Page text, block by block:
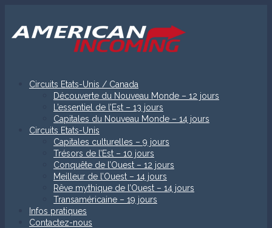
Circuits Etats-Unis / Canada
Découverte du Nouveau Monde – 12 jours
L’essentiel de l’Est – 13 jours
Capitales du Nouveau Monde – 14 jours
Circuits Etats-Unis
Capitales culturelles – 9 jours
Trésors de l’Est – 10 jours
Conquête de l’Ouest – 12 jours
Meilleur de l’Ouest – 14 jours
Rêve mythique de l’Ouest – 14 jours
Transaméricaine – 19 jours
Infos pratiques
Contactez-nous